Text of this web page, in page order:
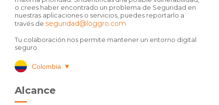
o crees haber encontrado un problema de Seguridad en
nuestras aplicaciones o servicios, puedes reportarlo a
través de seguridad@loggro.com
Tu colaboración nos permite mantener un entorno digital
seguro.
Colombia ▼
Alcance